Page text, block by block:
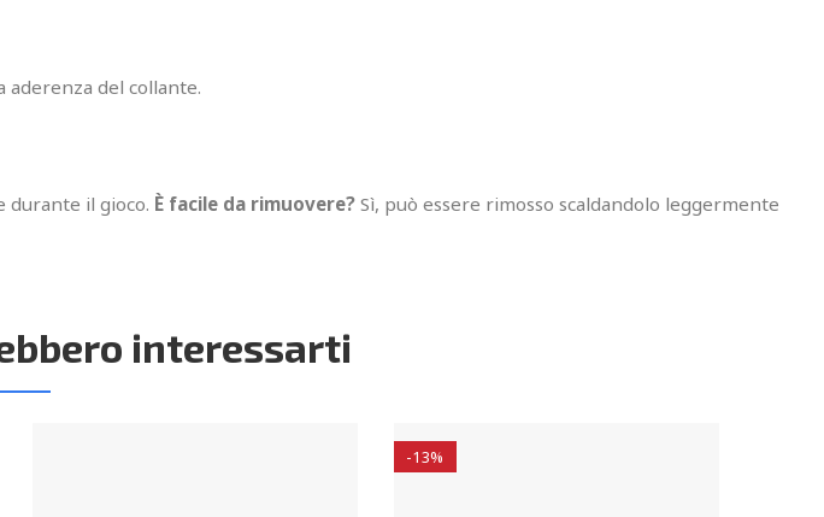
aderenza del collante.
durante il gioco. È facile da rimuovere? Sì, può essere rimosso scaldandolo leggermente
interessarti
-13%